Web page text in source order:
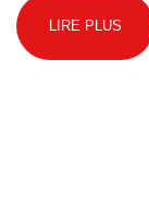
LIRE PLUS